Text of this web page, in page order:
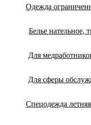
Одежда
Белье нательное,
Для
Для сферы
Спецодежда летняя